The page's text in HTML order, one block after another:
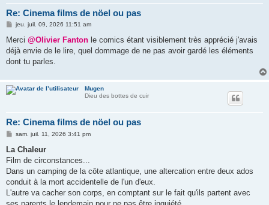
Re: Cinema films de nöel ou pas
M
s
a
g
jeu. juil. 09, 2026 11:51 am
Merci @Olivier Fanton le comics étant visiblement très apprécié j'avais
déjà envie de le lire, quel dommage de ne pas avoir gardé les éléments
dont tu parles.
Mugen
Dieu des bottes de cuir
Re: Cinema films de nöel ou pas
M
s
a
g
sam. juil. 11, 2026 3:41 pm
La Chaleur
Film de circonstances...
Dans un camping de la côte atlantique, une altercation entre deux ados
conduit à la mort accidentelle de l'un d'eux.
L'autre va cacher son corps, en comptant sur le fait qu'ils partent avec